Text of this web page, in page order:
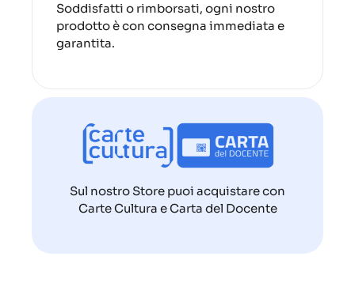
Soddisfatti o rimborsati, ogni nostro
prodotto è con consegna immediata e
garantita.
Sul nostro Store puoi acquistare con
Carte Cultura e Carta del Docente